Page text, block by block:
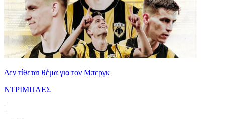
Δεν τίθεται θέμα για τον Μπεργκ
ΝΤΡΙΜΠΛΕΣ
|